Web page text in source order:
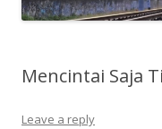
Mencintai Saja
Leave a reply